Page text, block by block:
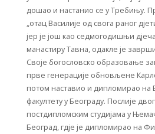
дошао и настанио се у Требињу.
„отац Василије од свога раног
јер је још као седмогодишњи
манастиру Тавна, одакле је
Своје богословско образовање
прве генерације обновљене
потом наставио и дипломирао на
факултету у Београду. Послије
постдипломским студијама у
Београд, гдје је дипломирао на